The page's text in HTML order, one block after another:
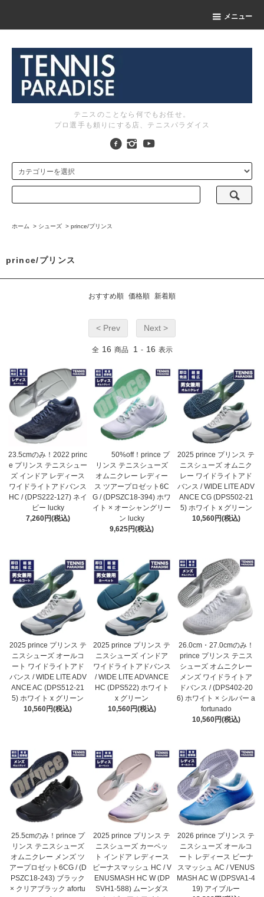
メニュー
テニスのことなら何でもお任せ。
プロ選手も頼りにする店、テニスパラダイス
ホーム > シューズ > prince/プリンス
prince/プリンス
おすすめ順 価格順 新着順
< Prev Next >
全 16 商品 1 - 16 表示
23.5cmのみ！2022 princ
e プリンス テニスシュー
ズ インドア レディース
ワイドライトアドバンス
HC / (DPS222-127) ネイ
ビー lucky
7,260円(税込)
50%off！prince プ
リンス テニスシューズ
オムニクレー レディー
ス ツアープロゼット6C
G / (DPSZC18-394) ホワ
イト × オーシャングリー
ン lucky
9,625円(税込)
2025 prince プリンス テ
ニスシューズ オムニク
レー ワイドライトアド
バンス / WIDE LITE ADV
ANCE CG (DPS502-21
5) ホワイト x グリーン
10,560円(税込)
2025 prince プリンス テ
ニスシューズ オールコ
ート ワイドライトアド
バンス / WIDE LITE ADV
ANCE AC (DPS512-21
5) ホワイト x グリーン
10,560円(税込)
2025 prince プリンス テ
ニスシューズ インドア
ワイドライトアドバンス
/ WIDE LITE ADVANCE
HC (DPS522) ホワイト
x グリーン
10,560円(税込)
26.0cm・27.0cmのみ！
prince プリンス テニス
シューズ オムニクレー
メンズ ワイドライトア
ドバンス / (DPS402-20
6) ホワイト × シルバー a
fortunado
10,560円(税込)
25.5cmのみ！prince プ
リンス テニスシューズ
オムニクレー メンズ ツ
アープロゼット6CG / (D
PSZC18-243) ブラック
× クリアブラック afortu
2025 prince プリンス テ
ニスシューズ カーペッ
ト インドア レディース
ビーナスマッシュ HC / V
ENUSMASH HC W (DP
SVH1-588) ムーンダス
2026 prince プリンス テ
ニスシューズ オールコ
ート レディース ビーナ
スマッシュ AC / VENUS
MASH AC W (DPSVA1-4
19) アイブルー